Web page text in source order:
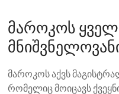
მაროკოს
მაროკოს აქვს
რომელიც მოიცავს